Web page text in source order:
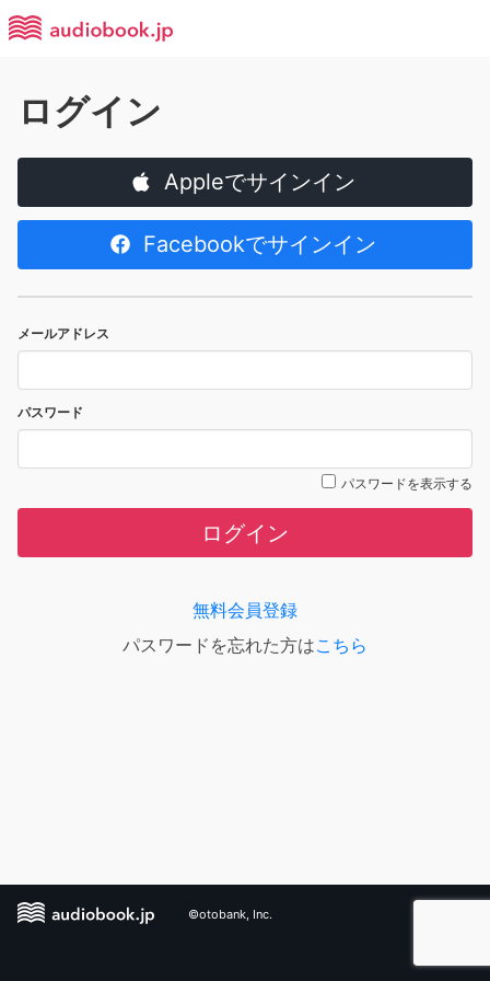
ログイン
Appleでサインイン
Facebookでサインイン
メールアドレス
パスワード
パスワードを表示する
ログイン
無料会員登録
パスワードを忘れた方はこちら
©otobank, Inc.